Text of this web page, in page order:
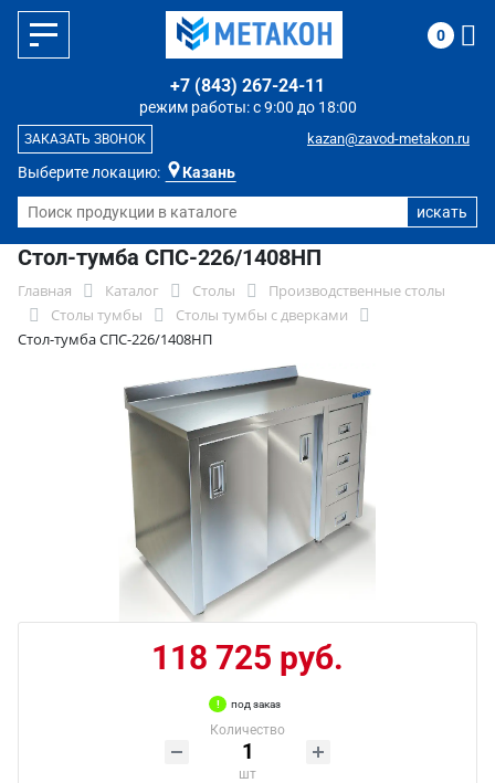
Выберите локацию: Казань
режим работы: с 9:00 до 18:00
+7 (843) 267-24-11
kazan@zavod-metakon.ru
ЗАКАЗАТЬ ЗВОНОК
0
Стол-тумба СПС-226/1408НП
Главная Каталог Столы
Производственные столы
Столы тумбы
Столы тумбы с дверками
Стол-тумба СПС-226/1408НП
118 725 руб.
под заказ
Количество
шт